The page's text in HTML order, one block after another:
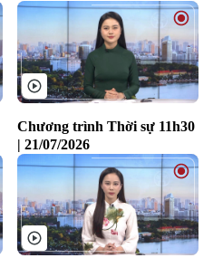
Chương trình Thời sự 11h30
| 21/07/2026